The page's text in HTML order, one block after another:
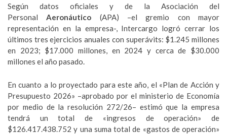
Según datos oficiales y de la Asociación del
PersonalAeronáutico (APA) –el gremio con mayor
representación en la empresa-, Intercargo logró cerrar los
últimos tres ejercicios anuales con superávits: $1.245 millones
en 2023; $17.000 millones, en 2024 y cerca de $30.000
millones el año pasado.
En cuanto a lo proyectado para este año, el «Plan de Acción y
Presupuesto 2026» –aprobado por el ministerio de Economía
por medio de la resolución 272/26– estimó que la empresa
tendrá un total de «ingresos de operación» de
$126.417.438.752 y una suma total de «gastos de operación»